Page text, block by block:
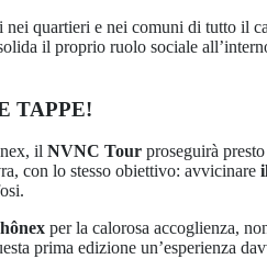
quartieri e nei comuni di tutto il
il proprio ruolo sociale
TAPPE!
il NVNC Tour proseguirà
con lo stesso obiettivo: avvicinare
per la calorosa accoglienza,
prima edizione un’esperienza